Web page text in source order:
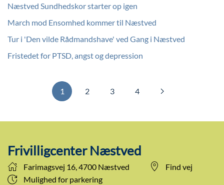
Næstved Sundhedskor starter op igen
March mod Ensomhed kommer til Næstved
Tur i 'Den vilde Rådmandshave' ved Gang i Næstved
Fristedet for PTSD, angst og depression
1 2 3 4
Frivilligcenter Næstved
Farimagsvej 16, 4700 Næstved
Find vej
Mulighed for parkering